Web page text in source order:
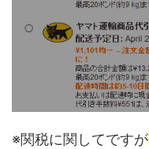
※関税に関してですが